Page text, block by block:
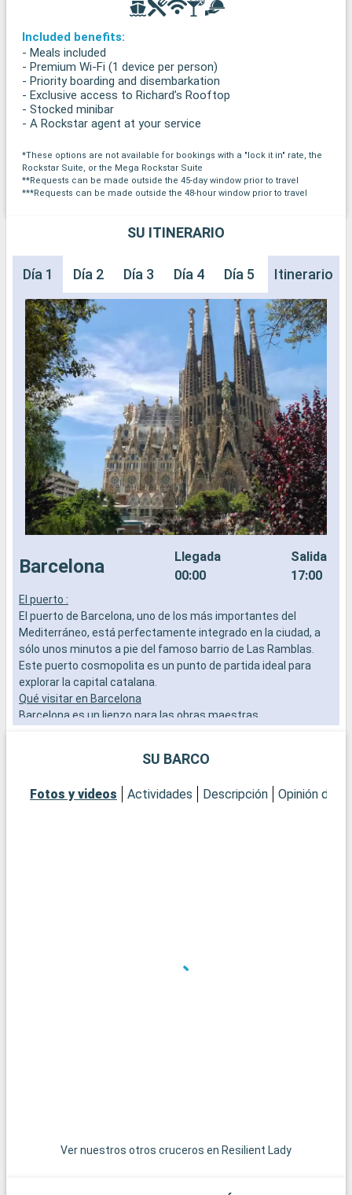
Included benefits:
- Meals included
- Premium Wi-Fi (1 device per person)
- Priority boarding and disembarkation
- Exclusive access to Richard’s Rooftop
- Stocked minibar
- A Rockstar agent at your service
*These options are not available for bookings with a "lock it in" rate, the
Rockstar Suite, or the Mega Rockstar Suite
**Requests can be made outside the 45-day window prior to travel
***Requests can be made outside the 48-hour window prior to travel
SU ITINERARIO
Día 1 Día 2 Día 3 Día 4 Día 5 Día 6 Día
Itinerario
Barcelona
Llegada
00:00
Salida
17:00
El puerto :
El puerto de Barcelona, uno de los más importantes del
Mediterráneo, está perfectamente integrado en la ciudad, a
sólo unos minutos a pie del famoso barrio de Las Ramblas.
Este puerto cosmopolita es un punto de partida ideal para
explorar la capital catalana.
Qué visitar en Barcelona
Barcelona es un lienzo para las obras maestras
histórico. No se pierda el mercado de la Boquería para probar
Qué visitar en los alrededores
SU BARCO
Fotos y videos Actividades Descripción Opinión del
Ver nuestros otros cruceros en Resilient Lady